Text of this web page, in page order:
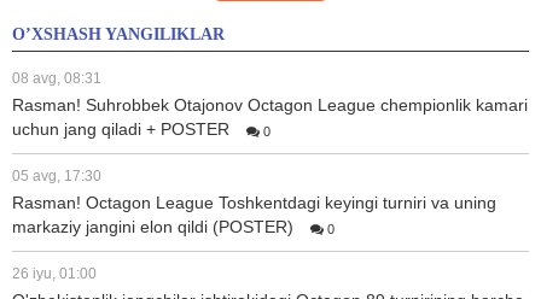
O’XSHASH YANGILIKLAR
08 avg, 08:31
Rasman! Suhrobbek Otajonov Octagon League chempionlik kamari
uchun jang qiladi + POSTER
0
05 avg, 17:30
Rasman! Octagon League Toshkentdagi keyingi turniri va uning
markaziy jangini elon qildi (POSTER)
0
26 iyu, 01:00